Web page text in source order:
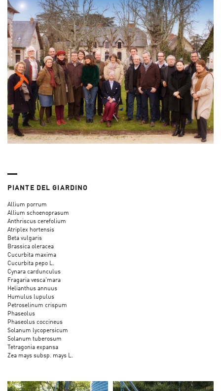
PIANTE DEL GIARDINO
Allium porrum
Allium schoenoprasum
Anthriscus cerefolium
Atriplex hortensis
Beta vulgaris
Brassica oleracea
Cucurbita maxima
Cucurbita pepo L.
Cynara cardunculus
Fragaria vesca'mara
Helianthus annuus
Humulus lupulus
Petroselinum crispum
Phaseolus
Phaseolus coccineus
Solanum lycopersicum
Solanum tuberosum
Tetragonia expansa
Zea mays subsp. mays L.